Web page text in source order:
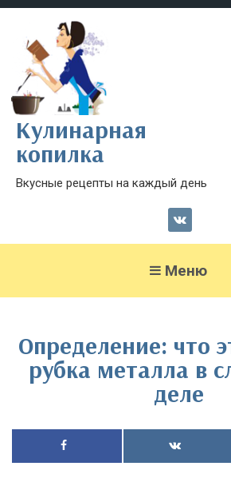
Кулинарная
копилка
Вкусные рецепты на каждый день
Меню
Определение: что
рубка металла в
деле